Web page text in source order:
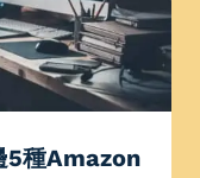
5種Amazon